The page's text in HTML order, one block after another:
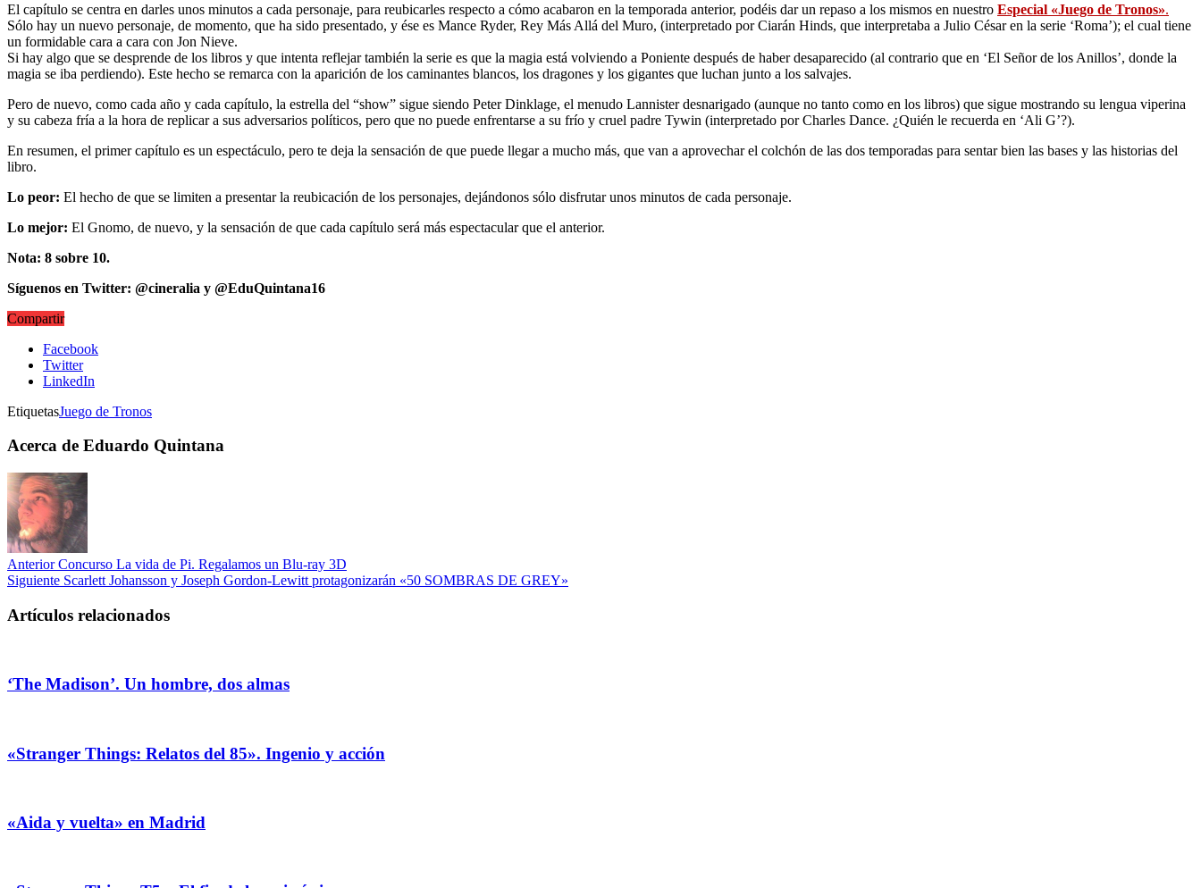
El capítulo se centra en darles unos minutos a cada personaje, para reubicarles respecto a cómo acabaron en la temporada anterior, podéis dar un repaso a los mismos en nuestro Especial «Juego de Tronos».
Sólo hay un nuevo personaje, de momento, que ha sido presentado, y ése es Mance Ryder, Rey Más Allá del Muro, (interpretado por Ciarán Hinds, que interpretaba a Julio César en la serie ‘Roma’); el cual tiene
un formidable cara a cara con Jon Nieve.
Si hay algo que se desprende de los libros y que intenta reflejar también la serie es que la magia está volviendo a Poniente después de haber desaparecido (al contrario que en ‘El Señor de los Anillos’, donde la
magia se iba perdiendo). Este hecho se remarca con la aparición de los caminantes blancos, los dragones y los gigantes que luchan junto a los salvajes.
Pero de nuevo, como cada año y cada capítulo, la estrella del “show” sigue siendo Peter Dinklage, el menudo Lannister desnarigado (aunque no tanto como en los libros) que sigue mostrando su lengua viperina
y su cabeza fría a la hora de replicar a sus adversarios políticos, pero que no puede enfrentarse a su frío y cruel padre Tywin (interpretado por Charles Dance. ¿Quién le recuerda en ‘Ali G’?).
En resumen, el primer capítulo es un espectáculo, pero te deja la sensación de que puede llegar a mucho más, que van a aprovechar el colchón de las dos temporadas para sentar bien las bases y las historias del
libro.
Lo peor: El hecho de que se limiten a presentar la reubicación de los personajes, dejándonos sólo disfrutar unos minutos de cada personaje.
Lo mejor: El Gnomo, de nuevo, y la sensación de que cada capítulo será más espectacular que el anterior.
Nota: 8 sobre 10.
Síguenos en Twitter: @cineralia y @EduQuintana16
Compartir
Facebook
Twitter
LinkedIn
EtiquetasJuego de Tronos
Acerca de Eduardo Quintana
AnteriorConcurso La vida de Pi. Regalamos un Blu-ray 3D
Siguiente Scarlett Johansson y Joseph Gordon-Lewitt protagonizarán «50 SOMBRAS DE GREY»
Artículos relacionados
‘The Madison’. Un hombre, dos almas
«Stranger Things: Relatos del 85». Ingenio y acción
«Aida y vuelta» en Madrid